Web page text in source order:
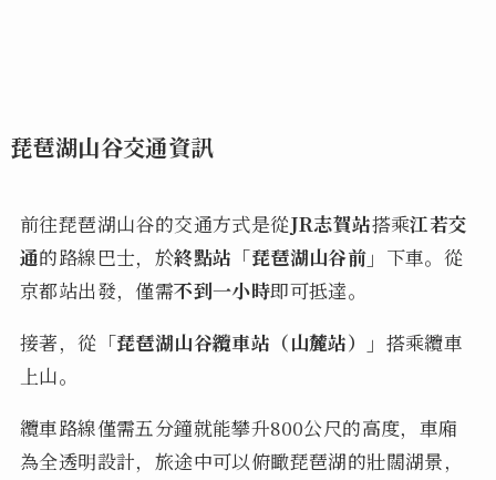
琵琶湖山谷交通資訊
前往琵琶湖山谷的交通方式是從JR志賀站搭乘江若交
通的路線巴士，於終點站「琵琶湖山谷前」 下車。從
京都站出發，僅需不到一小時即可抵達。
接著，從 「琵琶湖山谷纜車站（山麓站）」 搭乘纜車
上山。
纜車路線僅需五分鐘就能攀升800公尺的高度，車廂
為全透明設計，旅途中可以俯瞰琵琶湖的壯闊湖景，